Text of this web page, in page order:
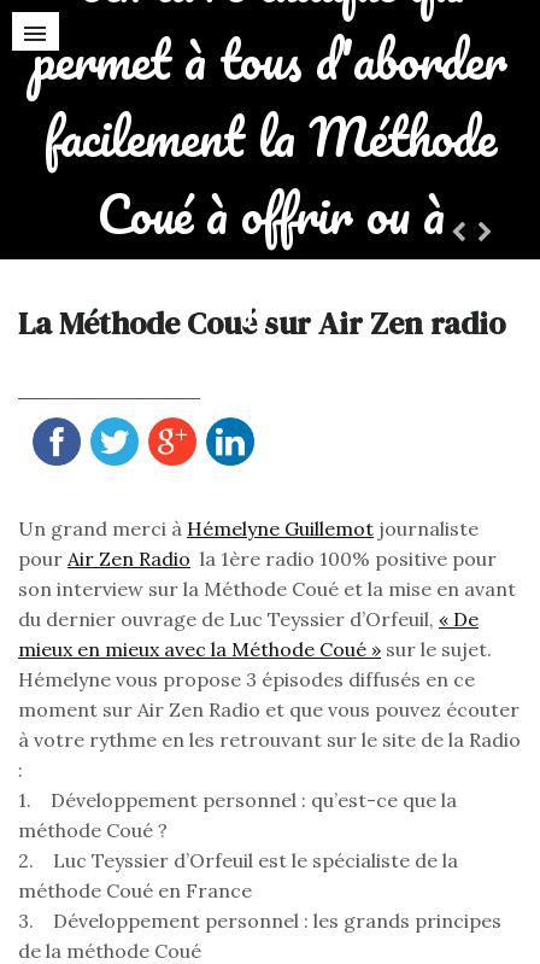
permet à tous d'aborder
facilement la Méthode
Coué à offrir ou à
s'offrir !
La Méthode Coué sur Air Zen radio
Un grand merci à Hémelyne Guillemot journaliste
pour Air Zen Radio la 1ère radio 100% positive pour
son interview sur la Méthode Coué et la mise en avant
du dernier ouvrage de Luc Teyssier d’Orfeuil, « De
mieux en mieux avec la Méthode Coué » sur le sujet.
Hémelyne vous propose 3 épisodes diffusés en ce
moment sur Air Zen Radio et que vous pouvez écouter
à votre rythme en les retrouvant sur le site de la Radio
:
1. Développement personnel : qu’est-ce que la
méthode Coué ?
2. Luc Teyssier d’Orfeuil est le spécialiste de la
méthode Coué en France
3. Développement personnel : les grands principes
de la méthode Coué